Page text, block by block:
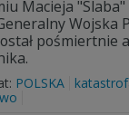
Macieja "Slaba"
Wojska
pośmiertnie
POLSKA